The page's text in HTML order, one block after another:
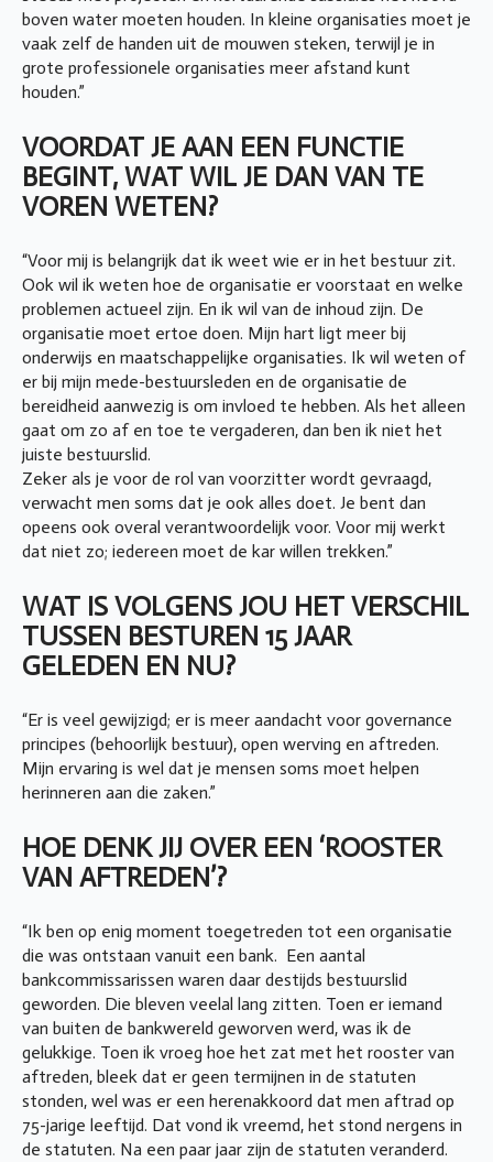
boven water moeten houden. In kleine organisaties moet je
vaak zelf de handen uit de mouwen steken, terwijl je in
grote professionele organisaties meer afstand kunt
houden.”
VOORDAT JE AAN EEN FUNCTIE
BEGINT, WAT WIL JE DAN VAN TE
VOREN WETEN?
“Voor mij is belangrijk dat ik weet wie er in het bestuur zit.
Ook wil ik weten hoe de organisatie er voorstaat en welke
problemen actueel zijn. En ik wil van de inhoud zijn. De
organisatie moet ertoe doen. Mijn hart ligt meer bij
onderwijs en maatschappelijke organisaties. Ik wil weten of
er bij mijn mede-bestuursleden en de organisatie de
bereidheid aanwezig is om invloed te hebben. Als het alleen
gaat om zo af en toe te vergaderen, dan ben ik niet het
juiste bestuurslid.
Zeker als je voor de rol van voorzitter wordt gevraagd,
verwacht men soms dat je ook alles doet. Je bent dan
opeens ook overal verantwoordelijk voor. Voor mij werkt
dat niet zo; iedereen moet de kar willen trekken.”
WAT IS VOLGENS JOU HET VERSCHIL
TUSSEN BESTUREN 15 JAAR
GELEDEN EN NU?
“Er is veel gewijzigd; er is meer aandacht voor governance
principes (behoorlijk bestuur), open werving en aftreden.
Mijn ervaring is wel dat je mensen soms moet helpen
herinneren aan die zaken.”
HOE DENK JIJ OVER EEN ‘ROOSTER
VAN AFTREDEN’?
“Ik ben op enig moment toegetreden tot een organisatie
die was ontstaan vanuit een bank. Een aantal
bankcommissarissen waren daar destijds bestuurslid
geworden. Die bleven veelal lang zitten. Toen er iemand
van buiten de bankwereld geworven werd, was ik de
gelukkige. Toen ik vroeg hoe het zat met het rooster van
aftreden, bleek dat er geen termijnen in de statuten
stonden, wel was er een herenakkoord dat men aftrad op
75-jarige leeftijd. Dat vond ik vreemd, het stond nergens in
de statuten. Na een paar jaar zijn de statuten veranderd.